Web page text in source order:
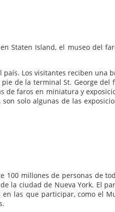
Staten Island, el museo del
Los visitantes reciben una
de la terminal St. George del
de faros en miniatura y
solo algunas de las
100 millones de personas de
la ciudad de Nueva York. El
las que participar, como el